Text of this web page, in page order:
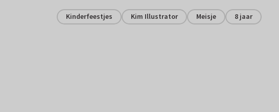
Kinderfeestjes Kim Illustrator Meisje 8 jaar